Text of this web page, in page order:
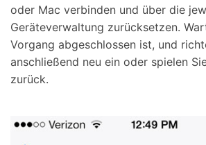
oder Mac verbinden und über die
Geräteverwaltung zurücksetzen.
Vorgang abgeschlossen ist, und
anschließend neu ein oder spielen
zurück.